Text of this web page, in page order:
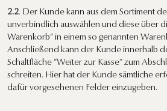
2.2. Der Kunde kann aus dem Sortiment
unverbindlich auswählen und diese über
Warenkorb” in einem so genannten
Anschließend kann der Kunde innerhalb
Schaltfläche “Weiter zur Kasse” zum
schreiten. Hier hat der Kunde sämtliche
dafür vorgesehenen Felder einzugeben.